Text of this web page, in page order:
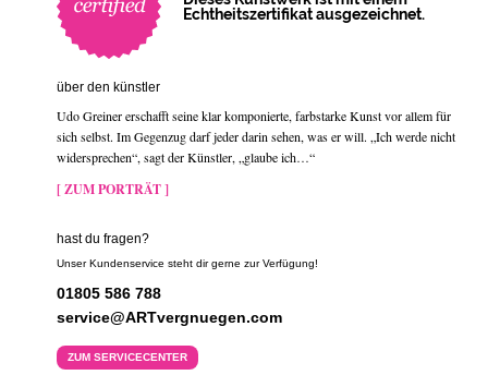
Echtheitszertifikat ausgezeichnet.
über den künstler
Udo Greiner erschafft seine klar komponierte, farbstarke Kunst vor allem für
sich selbst. Im Gegenzug darf jeder darin sehen, was er will. „Ich werde nicht
widersprechen“, sagt der Künstler, „glaube ich…“
[ ZUM PORTRÄT ]
hast du fragen?
Unser Kundenservice steht dir gerne zur Verfügung!
01805 586 788
service@ARTvergnuegen.com
ZUM SERVICECENTER